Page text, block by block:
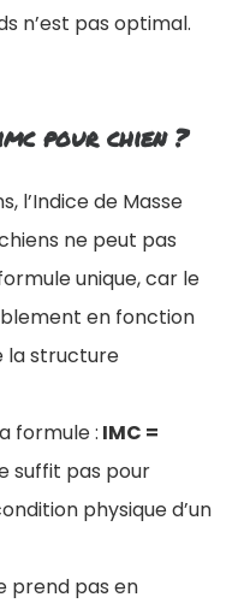
n’est pas optimal.
pour chien ?
l’Indice de Masse
ne peut pas
unique, car le
en fonction
la structure
formule : IMC =
suffit pas pour
physique d’un
prend pas en